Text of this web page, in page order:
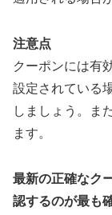
注意点
クーポンには有
設定されている
しましょう。ま
ます。
最新の正確なク
認するのが最も